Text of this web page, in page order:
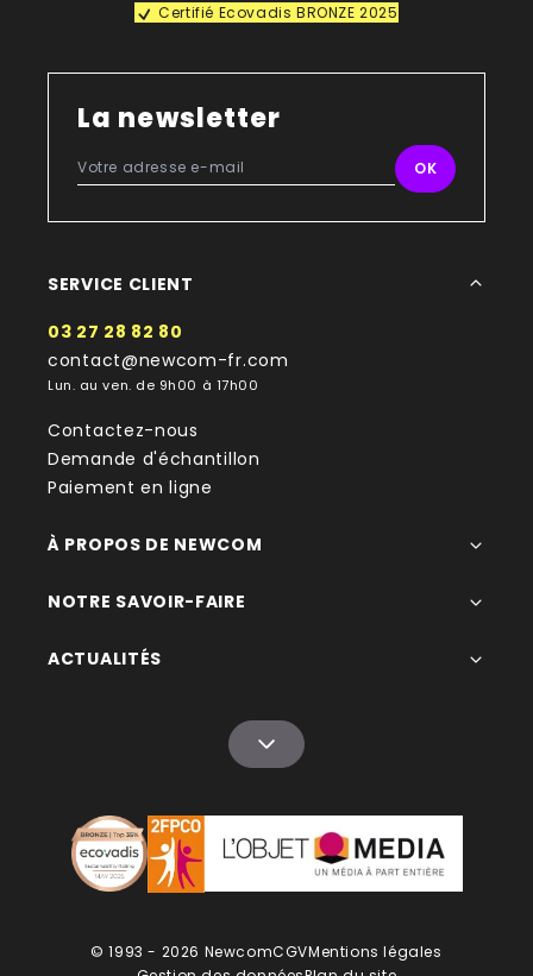
Certifié Ecovadis BRONZE 2025
La newsletter
SERVICE CLIENT
03 27 28 82 80
contact@newcom-fr.com
Lun. au ven. de 9h00 à 17h00
Contactez-nous
Demande d'échantillon
Paiement en ligne
À PROPOS DE NEWCOM
NOTRE SAVOIR-FAIRE
ACTUALITÉS
© 1993 - 2026 NewcomCGVMentions légales